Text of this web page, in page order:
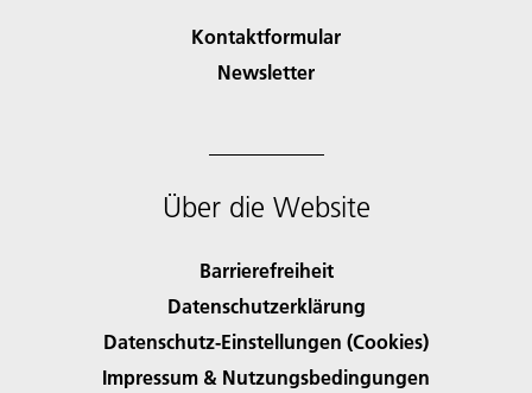
Kontaktformular
Newsletter
Über die Website
Barrierefreiheit
Datenschutzerklärung
Datenschutz-Einstellungen (Cookies)
Impressum & Nutzungsbedingungen